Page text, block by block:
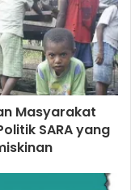
Masyarakat
SARA yang